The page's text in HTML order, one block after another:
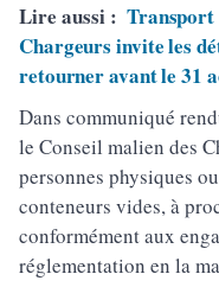
Lire aussi : Transport
Chargeurs invite les
retourner avant le 31
Dans communiqué
le Conseil malien des
personnes physiques
conteneurs vides, à
conformément aux
réglementation en la